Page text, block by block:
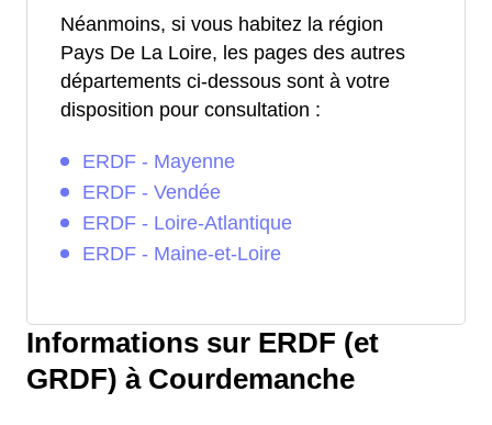
Néanmoins, si vous habitez la région
Pays De La Loire, les pages des autres
départements ci-dessous sont à votre
disposition pour consultation :
ERDF - Mayenne
ERDF - Vendée
ERDF - Loire-Atlantique
ERDF - Maine-et-Loire
Informations sur ERDF (et
GRDF) à Courdemanche